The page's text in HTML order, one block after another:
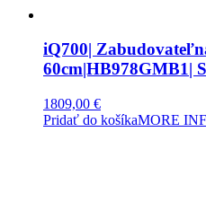
iQ700|
60cm|HB978GMB1|
1809,00 €
Pridať do košíkaMORE